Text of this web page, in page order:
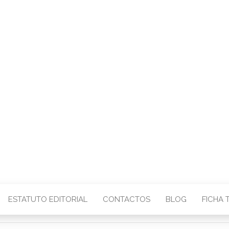
ESTATUTO EDITORIAL CONTACTOS BLOG FICHA